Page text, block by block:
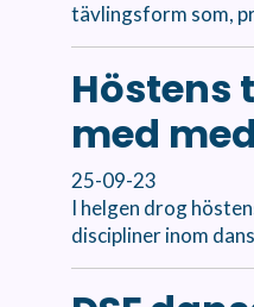
tävlingsform som,
Höstens
med
25-09-23
I helgen drog
discipliner inom